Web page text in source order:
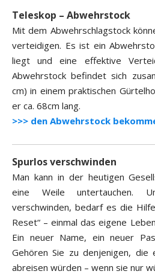
Teleskop – Abwehrstock
Mit dem Abwehrschlagstock
verteidigen. Es ist ein
liegt und eine effektive
Abwehrstock befindet sich
cm) in einem praktischen
er ca. 68cm lang.
>>> den Abwehrstock
Spurlos verschwinden
Man kann in der heutigen
eine Weile untertauchen.
verschwinden, bedarf es die
Reset“ – einmal das eigene
Ein neuer Name, ein neuer
Gehören Sie zu denjenigen, die
abreisen würden – wenn sie nur